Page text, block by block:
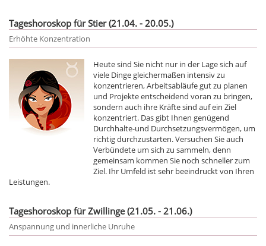
Tageshoroskop für Stier (21.04. - 20.05.)
Erhöhte Konzentration
Heute sind Sie nicht nur in der Lage sich auf
viele Dinge gleichermaßen intensiv zu
konzentrieren, Arbeitsabläufe gut zu planen
und Projekte entscheidend voran zu bringen,
sondern auch ihre Kräfte sind auf ein Ziel
konzentriert. Das gibt Ihnen genügend
Durchhalte-und Durchsetzungsvermögen, um
richtig durchzustarten. Versuchen Sie auch
Verbündete um sich zu sammeln, denn
gemeinsam kommen Sie noch schneller zum
Ziel. Ihr Umfeld ist sehr beeindruckt von Ihren
Leistungen.
Tageshoroskop für Zwillinge (21.05. - 21.06.)
Anspannung und innerliche Unruhe